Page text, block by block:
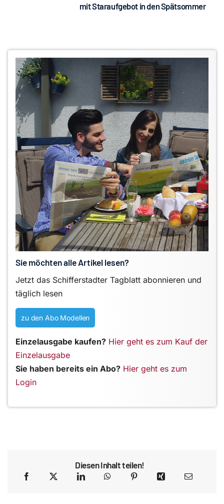
mit Staraufgebot in den Spätsommer
Sie möchten alle Artikel lesen?
Jetzt das Schifferstadter Tagblatt abonnieren und
täglich lesen
zu den Abo Modellen
Einzelausgabe kaufen? Hier geht es zum Kauf der
Einzelausgabe
Sie haben bereits ein Abo? Hier geht es zum
Login
Diesen Inhalt teilen!